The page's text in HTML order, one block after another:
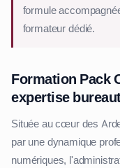
formule
formateur dédié.
Formation Pack
expertise
Située au cœur des
par une dynamique
numériques,